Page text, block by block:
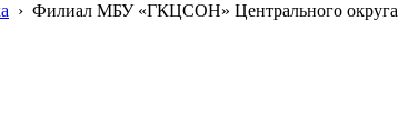
› Филиал МБУ «ГКЦСОН» Центрального округа